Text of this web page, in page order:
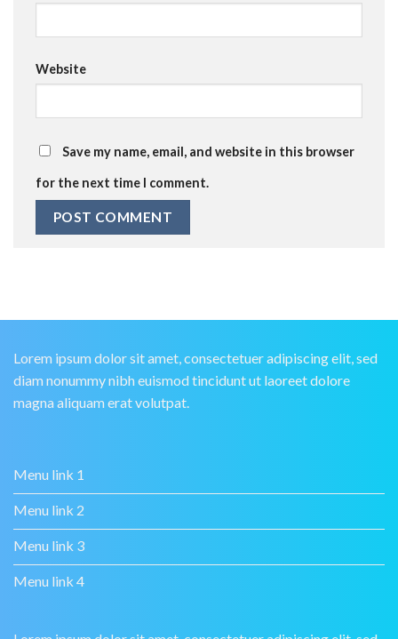
Website
Save my name, email, and website in this browser
for the next time I comment.
Lorem ipsum dolor sit amet, consectetuer adipiscing elit, sed
diam nonummy nibh euismod tincidunt ut laoreet dolore
magna aliquam erat volutpat.
Menu link 1
Menu link 2
Menu link 3
Menu link 4